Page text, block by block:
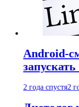
Android-
2 года спустя2